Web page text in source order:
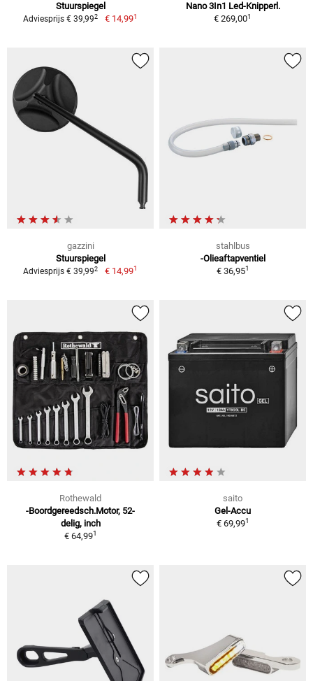
Stuurspiegel
Adviesprijs € 39,992 € 14,991
Nano 3In1 Led-Knipperl.
€ 269,001
gazzini
Stuurspiegel
Adviesprijs € 39,992 € 14,991
stahlbus
-Olieaftapventiel
€ 36,951
Rothewald
-Boordgereedsch.Motor, 52-
delig, inch
€ 64,991
saito
Gel-Accu
€ 69,991